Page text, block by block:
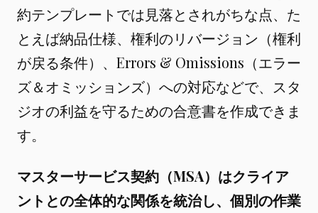
約テンプレートでは見落とされがちな点、た
とえば納品仕様、権利のリバージョン（権利
が戻る条件）、Errors & Omissions（エラー
ズ＆オミッションズ）への対応などで、スタ
ジオの利益を守るための合意書を作成できま
す。
マスターサービス契約（MSA）はクライア
ントとの全体的な関係を統治し、個別の作業